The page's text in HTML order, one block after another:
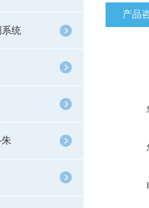
系统
产品